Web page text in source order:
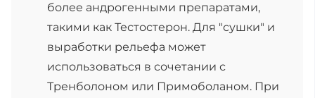
более андрогенными препаратами,
такими как Тестостерон. Для "сушки" и
выработки рельефа может
использоваться в сочетании с
Тренболоном или Примоболаном. При